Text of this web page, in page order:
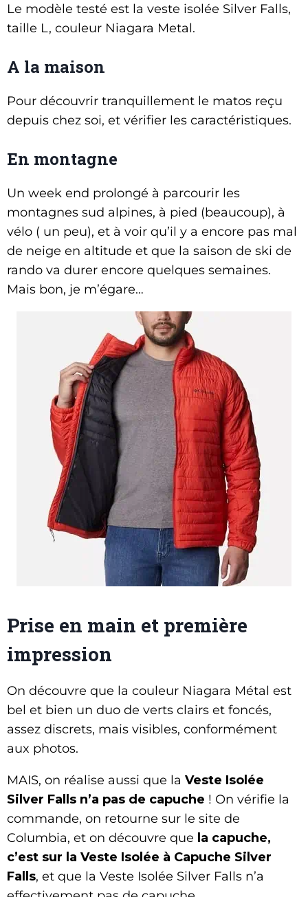
Le modèle testé est la veste isolée Silver Falls,
taille L, couleur Niagara Metal.
A la maison
Pour découvrir tranquillement le matos reçu
depuis chez soi, et vérifier les caractéristiques.
En montagne
Un week end prolongé à parcourir les
montagnes sud alpines, à pied (beaucoup), à
vélo ( un peu), et à voir qu’il y a encore pas mal
de neige en altitude et que la saison de ski de
rando va durer encore quelques semaines.
Mais bon, je m’égare…
Prise en main et première
impression
On découvre que la couleur Niagara Métal est
bel et bien un duo de verts clairs et foncés,
assez discrets, mais visibles, conformément
aux photos.
MAIS, on réalise aussi que la Veste Isolée
Silver Falls n’a pas de capuche ! On vérifie la
commande, on retourne sur le site de
Columbia, et on découvre que la capuche,
c’est sur la Veste Isolée à Capuche Silver
Falls, et que la Veste Isolée Silver Falls n’a